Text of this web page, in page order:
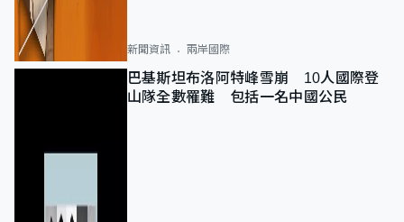
新聞資訊 兩岸國際
巴基斯坦布洛阿特峰雪崩 10人國際登
山隊全數罹難 包括一名中國公民